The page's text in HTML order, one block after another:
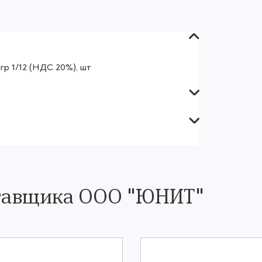
1/12 (НДС 20%), шт
ООО "ЮНИТ"